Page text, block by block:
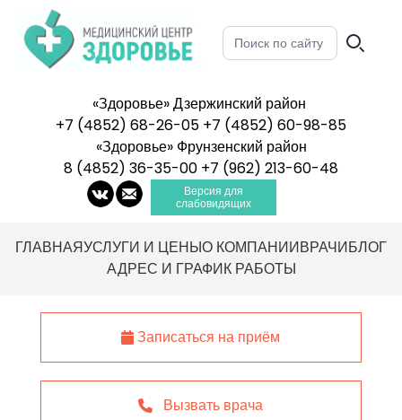
«Здоровье» Дзержинский район
+7 (4852) 68-26-05 +7 (4852) 60-98-85
Ярославль,поселок Парижская коммуна, д. 8 А
«Здоровье» Фрунзенский район
8 (4852) 36-35-00 +7 (962) 213-60-48
Ярославль,ул. Чернопрудная, д. 37
Версия для
слабовидящих
ГЛАВНАЯУСЛУГИ И ЦЕНЫО КОМПАНИИВРАЧИБЛОГ
АДРЕС И ГРАФИК РАБОТЫ
Записаться на приём
Вызвать врача